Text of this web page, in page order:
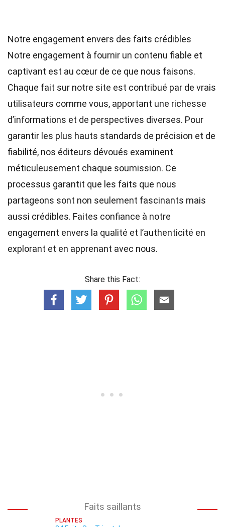
Notre engagement envers des faits crédibles
Notre engagement à fournir un contenu fiable et
captivant est au cœur de ce que nous faisons.
Chaque fait sur notre site est contribué par de vrais
utilisateurs comme vous, apportant une richesse
d’informations et de perspectives diverses. Pour
garantir les plus hauts standards de précision et de
fiabilité, nos éditeurs dévoués examinent
méticuleusement chaque soumission. Ce
processus garantit que les faits que nous
partageons sont non seulement fascinants mais
aussi crédibles. Faites confiance à notre
engagement envers la qualité et l’authenticité en
explorant et en apprenant avec nous.
Share this Fact:
Faits saillants
PLANTES